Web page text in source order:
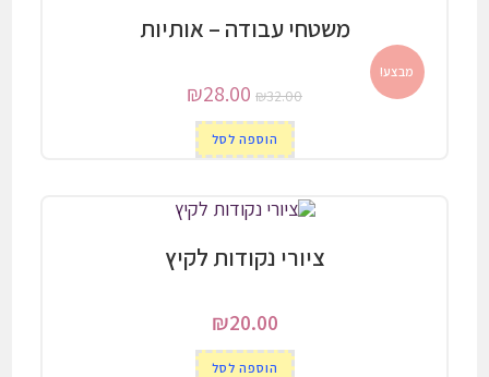
מבצע!
משטחי עבודה – אותיות
₪32.00
המחיר
המקורי
היה:
₪32.00.
₪28.00
הוספה לסל
ציורי נקודות לקיץ
₪20.00
הוספה לסל